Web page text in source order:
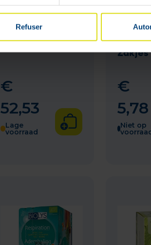
Refuser
Zoethoutwortel
Bussel 1kg Fag
€
52,53
Lage
voorraad
Zakjes
€
5,78
Niet op